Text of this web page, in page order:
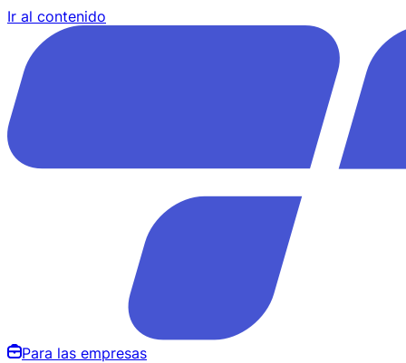
Ir al contenido
Para las empresas